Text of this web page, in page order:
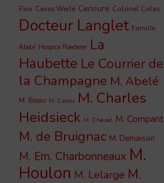
Paix Caves Werlé Censure Colonel Colas
Docteur Langlet Famille
Abelé Hospice Roederer La
Haubette Le Courrier de
la Champagne M. Abelé
M. Bossu M. Camu M. Charles
Heidsieck M. Chezel M. Compant
M. de Bruignac M. Demaison
M. Em. Charbonneaux M.
Houlon M. Lelarge M.